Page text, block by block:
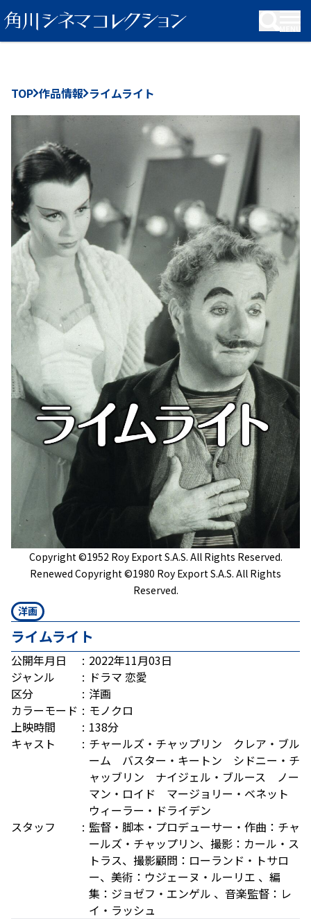
KADOKAWA Group
TOP 作品情報 ライムライト
ライムライト
公開年月日
2022年11月03日
ジャンル
ドラマ 恋愛
区分
洋画
カラーモード
モノクロ
上映時間
138分
キャスト
チャールズ・チャップリン クレア・ブル
ーム バスター・キートン シドニー・チ
ャッブリン ナイジェル・ブルース ノー
マン・ロイド マージョリー・ベネット
ウィーラー・ドライデン
スタッフ
監督・脚本・プロデューサー・作曲：チャ
ールズ・チャップリン、撮影：カール・ス
トラス、撮影顧問：ローランド・トサロ
ー、美術：ウジェーヌ・ルーリエ 、編
集：ジョゼフ・エンゲル 、音楽監督：レ
イ・ラッシュ
Copyright ©︎1952 Roy Export S.A.S. All Rights Reserved.
Renewed Copyright ©︎1980 Roy Export S.A.S. All Rights
Reserved.
洋画